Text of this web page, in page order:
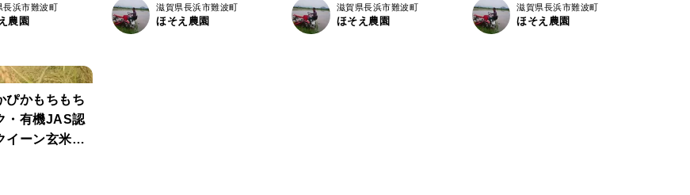
長浜市難波町
農園
滋賀県長浜市難波町
ほそえ農園
滋賀県長浜市難波町
ほそえ農園
滋賀県長浜市難波町
ほそえ農園
ぴかもちもち
・有機JAS認
イーン玄米